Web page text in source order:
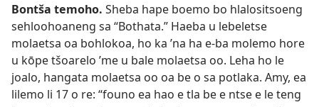
Bontša temoho. Sheba hape boemo bo hlalositsoeng
sehloohoaneng sa “Bothata.” Haeba u lebeletse
molaetsa oa bohlokoa, ho ka ’na ha e-ba molemo hore
u kōpe tšoarelo ’me u bale molaetsa oo. Leha ho le
joalo, hangata molaetsa oo oa be o sa potlaka. Amy, ea
lilemo li 17 o re: “founo ea hao e tla be e ntse e le teng